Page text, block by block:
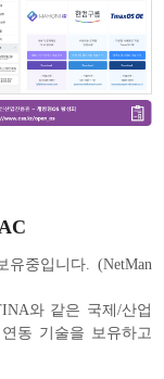
중입니다. (NetMan
와 같은 국제/산업
동 기술을 보유하고